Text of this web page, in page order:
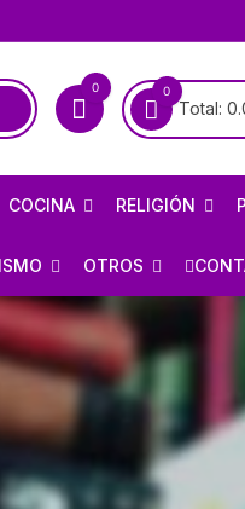
0 0
Total:
FORMULARIOS
COCINA
COCINA MEXICANA
COCINA UNIVERSAL
ALMANAQUES
RECETARIOS
RELIGIÓN
BIOGRAFÍAS
BIOGRAFÍAS
CATOLICISMO
CRISTIANISMO
HISTORIA DE
INFIERNO
OTROS
AJEDREZ
ARMAS / CACERÍA
CHARRERÍA /
TAUROMAQUIA